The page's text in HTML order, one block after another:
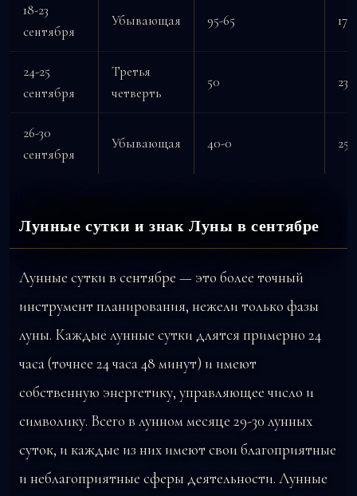
18-23
сентября
Убывающая 95-65 17-
24-25
сентября
Третья
четверть
50 23-
26-30
сентября
Убывающая 40-0 25-
Лунные сутки и знак Луны в сентябре
Лунные сутки в сентябре — это более точный
инструмент планирования, нежели только фазы
луны. Каждые лунные сутки длятся примерно 24
часа (точнее 24 часа 48 минут) и имеют
собственную энергетику, управляющее число и
символику. Всего в лунном месяце 29-30 лунных
суток, и каждые из них имеют свои благоприятные
и неблагоприятные сферы деятельности. Лунные